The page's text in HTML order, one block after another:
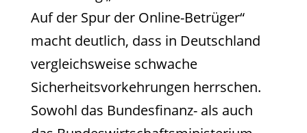
Auf der Spur der Online-Betrüger“
macht deutlich, dass in Deutschland
vergleichsweise schwache
Sicherheitsvorkehrungen herrschen.
Sowohl das Bundesfinanz- als auch